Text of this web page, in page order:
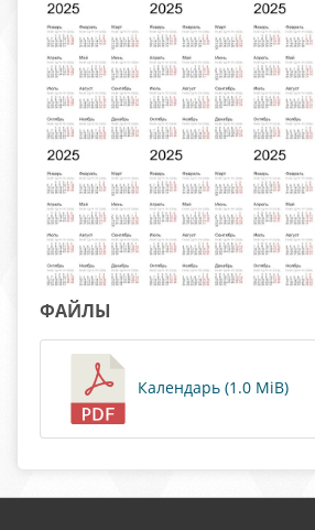
ФАЙЛЫ
Календарь (1.0 MiB)